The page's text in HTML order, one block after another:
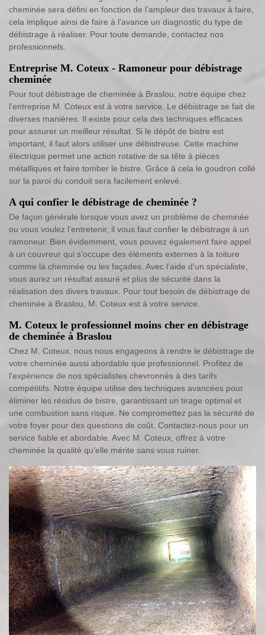
cheminée sera défini en fonction de l’ampleur des travaux à faire,
cela implique ainsi de faire à l’avance un diagnostic du type de
débistrage à réaliser. Pour toute demande, contactez nos
professionnels.
Entreprise M. Coteux - Ramoneur pour débistrage
cheminée
Pour tout débistrage de cheminée à Braslou, notre équipe chez
l’entreprise M. Coteux est à votre service. Le débistrage se fait de
diverses manières. Il existe pour cela des techniques efficaces
pour assurer un meilleur résultat. Si le dépôt de bistre est
important, il faut alors utiliser une débistreuse. Cette machine
électrique permet une action rotative de sa tête à pièces
métalliques et faire tomber le bistre. Grâce à cela le goudron collé
sur la paroi du conduit sera facilement enlevé.
A qui confier le débistrage de cheminée ?
De façon générale lorsque vous avez un problème de cheminée
ou vous voulez l’entretenir, il vous faut confier le débistrage à un
ramoneur. Bien évidemment, vous pouvez également faire appel
à un couvreur qui s’occupe des éléments externes à la toiture
comme la cheminée ou les façades. Avec l’aide d’un spécialiste,
vous aurez un résultat assuré et plus de sécurité dans la
réalisation des divers travaux. Pour tout besoin de débistrage de
cheminée à Braslou, M. Coteux est à votre service.
M. Coteux le professionnel moins cher en débistrage
de cheminée à Braslou
Chez M. Coteux, nous nous engageons à rendre le débistrage de
votre cheminée aussi abordable que professionnel. Profitez de
l'expérience de nos spécialistes chevronnés à des tarifs
compétitifs. Notre équipe utilise des techniques avancées pour
éliminer les résidus de bistre, garantissant un tirage optimal et
une combustion sans risque. Ne compromettez pas la sécurité de
votre foyer pour des questions de coût. Contactez-nous pour un
service fiable et abordable. Avec M. Coteux, offrez à votre
cheminée la qualité qu'elle mérite sans vous ruiner.